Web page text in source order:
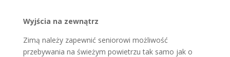
Wyjścia na zewnątrz
Zimą należy zapewnić seniorowi możliwość
przebywania na świeżym powietrzu tak samo jak o